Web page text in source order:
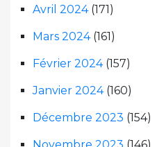
Avril 2024(171)
Mars 2024(161)
Février 2024(157)
Janvier 2024(160)
Décembre 2023 (154)